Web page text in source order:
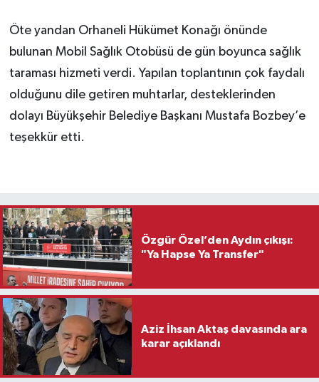
Öte yandan Orhaneli Hükümet Konağı önünde
bulunan Mobil Sağlık Otobüsü de gün boyunca sağlık
taraması hizmeti verdi. Yapılan toplantının çok faydalı
olduğunu dile getiren muhtarlar, desteklerinden
dolayı Büyükşehir Belediye Başkanı Mustafa Bozbey’e
teşekkür etti.
Özgür Özel’den Aydın çıkışı:
"Ya Hapse Ya Transfer"
Aziz İhsan Aktaş davasında ara
karar açıklandı